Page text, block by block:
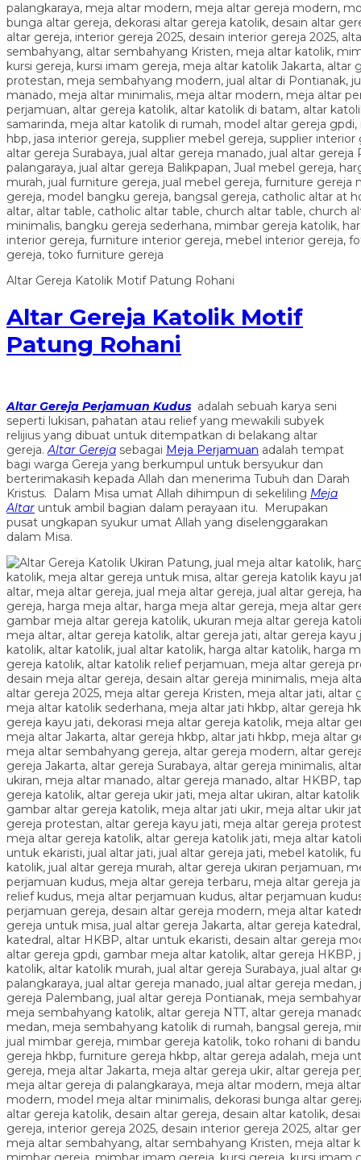
Altar Gereja Katolik Motif Patung Rohani
Altar Gereja Katolik Motif
Patung Rohani
Altar Gereja Perjamuan Kudus adalah sebuah karya seni
seperti lukisan, pahatan atau relief yang mewakili subyek
relijius yang dibuat untuk ditempatkan di belakang altar
gereja.Altar Gereja sebagai Meja Perjamuan adalah tempat
bagi warga Gereja yang berkumpul untuk bersyukur dan
berterimakasih kepada Allah dan menerima Tubuh dan Darah
Kristus. Dalam Misa umat Allah dihimpun di sekeliling Meja
Altar untuk ambil bagian dalam perayaan itu. Merupakan
pusat ungkapan syukur umat Allah yang diselenggarakan
dalam Misa.